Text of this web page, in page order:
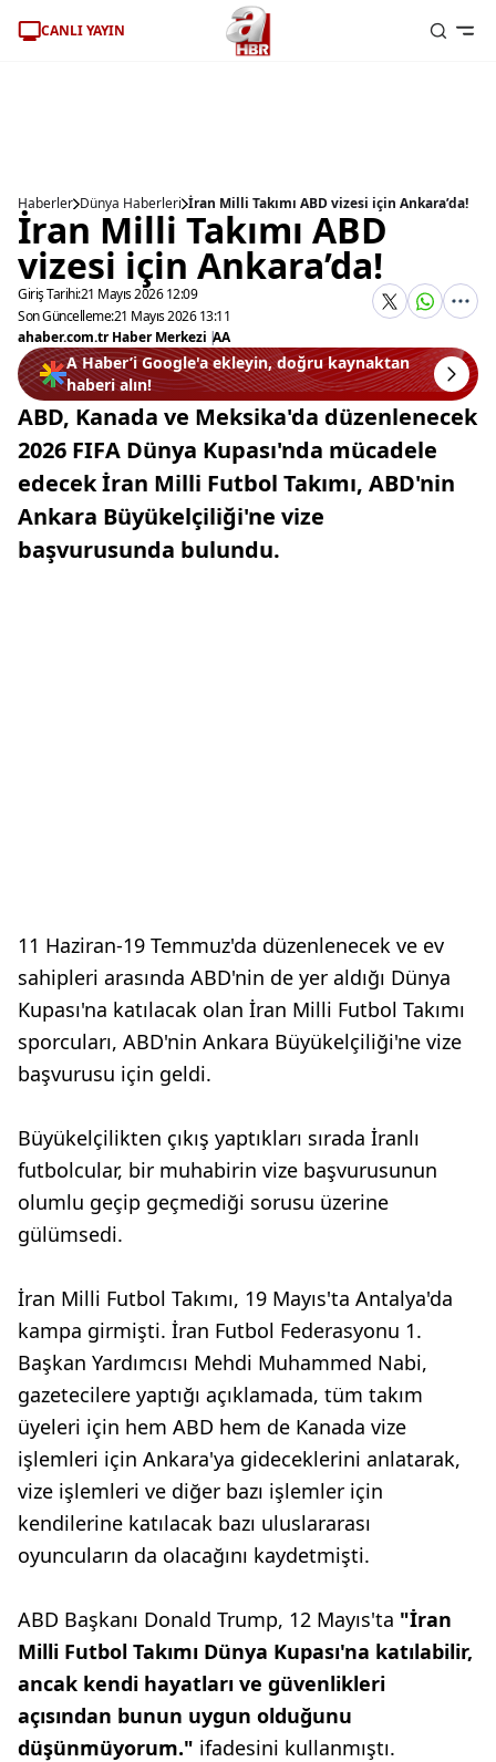
CANLI YAYIN
Haberler Dünya Haberleri İran Milli Takımı ABD vizesi için Ankara’da!
İran Milli Takımı ABD
vizesi için Ankara’da!
Giriş Tarihi:21 Mayıs 2026 12:09
Son Güncelleme:21 Mayıs 2026 13:11
ahaber.com.tr Haber Merkezi |AA
A Haber’i Google'a ekleyin, doğru kaynaktan
haberi alın!
ABD, Kanada ve Meksika'da düzenlenecek
2026 FIFA Dünya Kupası'nda mücadele
edecek İran Milli Futbol Takımı, ABD'nin
Ankara Büyükelçiliği'ne vize
başvurusunda bulundu.
11 Haziran-19 Temmuz'da düzenlenecek ve ev
sahipleri arasında ABD'nin de yer aldığı Dünya
Kupası'na katılacak olan İran Milli Futbol Takımı
sporcuları, ABD'nin Ankara Büyükelçiliği'ne vize
başvurusu için geldi.
Büyükelçilikten çıkış yaptıkları sırada İranlı
futbolcular, bir muhabirin vize başvurusunun
olumlu geçip geçmediği sorusu üzerine
gülümsedi.
İran Milli Futbol Takımı, 19 Mayıs'ta Antalya'da
kampa girmişti. İran Futbol Federasyonu 1.
Başkan Yardımcısı Mehdi Muhammed Nabi,
gazetecilere yaptığı açıklamada, tüm takım
üyeleri için hem ABD hem de Kanada vize
işlemleri için Ankara'ya gideceklerini anlatarak,
vize işlemleri ve diğer bazı işlemler için
kendilerine katılacak bazı uluslararası
oyuncuların da olacağını kaydetmişti.
ABD Başkanı Donald Trump, 12 Mayıs'ta "İran
Milli Futbol Takımı Dünya Kupası'na katılabilir,
ancak kendi hayatları ve güvenlikleri
açısından bunun uygun olduğunu
düşünmüyorum." ifadesini kullanmıştı.